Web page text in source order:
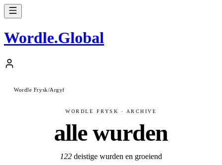
Wordle.Global
Wordle Frysk/Argyf
WORDLE FRYSK · ARCHIVE
alle wurden
122 deistige wurden en groeiend